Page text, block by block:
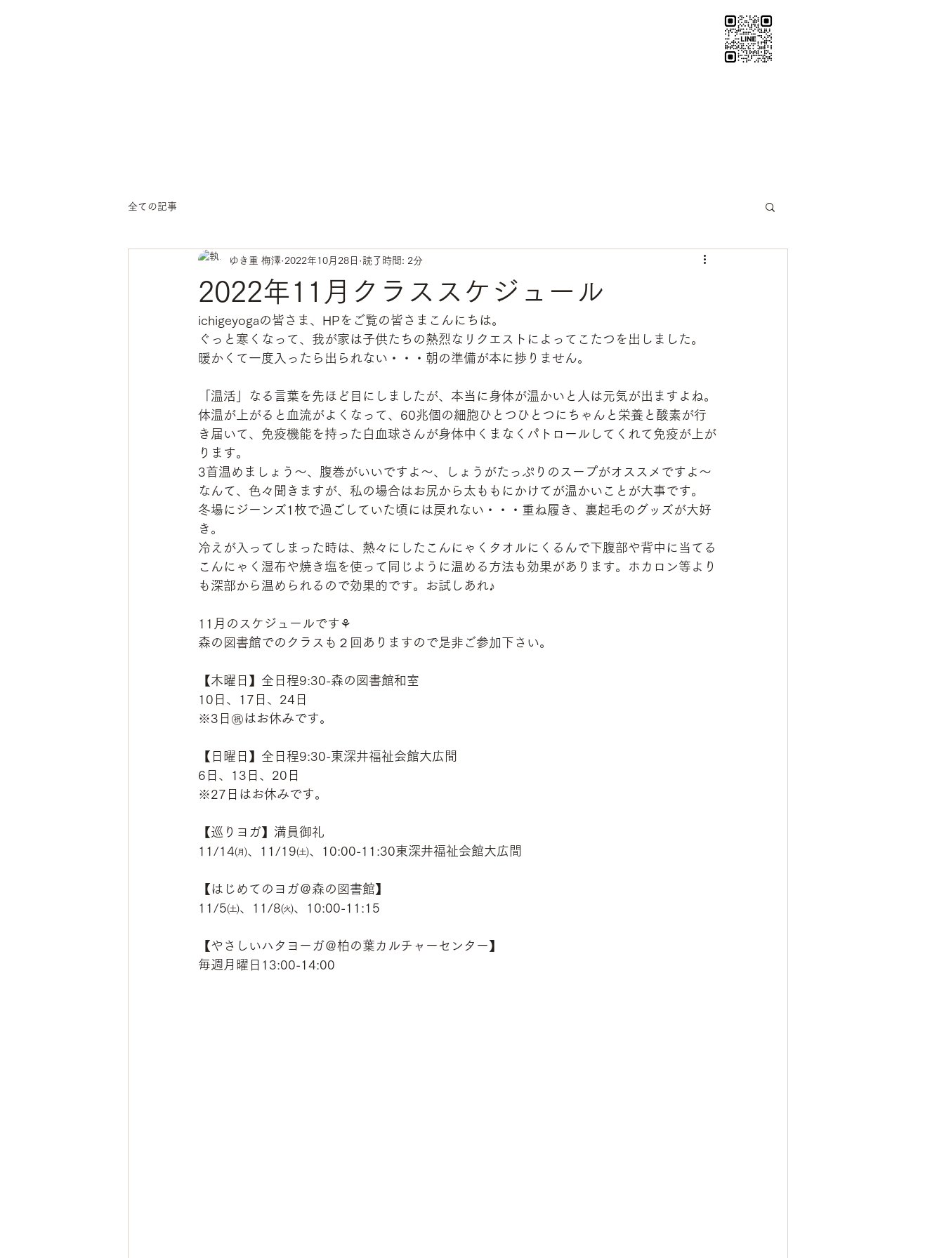
santosha0116@gmail.com
全ての記事
2022年11月クラススケジュール
ゆき重 梅澤 2022年10月28日 読了時間: 2分
ichigeyogaの皆さま、HPをご覧の皆さまこんにちは。
ぐっと寒くなって、我が家は子供たちの熱烈なリクエストによってこたつを出しました。
暖かくて一度入ったら出られない・・・朝の準備が本に捗りません。
「温活」なる言葉を先ほど目にしましたが、本当に身体が温かいと人は元気が出ますよね。
体温が上がると血流がよくなって、60兆個の細胞ひとつひとつにちゃんと栄養と酸素が行
き届いて、免疫機能を持った白血球さんが身体中くまなくパトロールしてくれて免疫が上が
ります。
3首温めましょう～、腹巻がいいですよ～、しょうがたっぷりのスープがオススメですよ～
なんて、色々聞きますが、私の場合はお尻から太ももにかけてが温かいことが大事です。
冬場にジーンズ1枚で過ごしていた頃には戻れない・・・重ね履き、裏起毛のグッズが大好
き。
冷えが入ってしまった時は、熱々にしたこんにゃくタオルにくるんで下腹部や背中に当てる
こんにゃく湿布や焼き塩を使って同じように温める方法も効果があります。ホカロン等より
も深部から温められるので効果的です。お試しあれ♪
11月のスケジュールです⚘
森の図書館でのクラスも２回ありますので是非ご参加下さい。
【木曜日】全日程9:30-森の図書館和室
10日、17日、24日
※3日㊗はお休みです。
【日曜日】全日程9:30-東深井福祉会館大広間
6日、13日、20日
※27日はお休みです。
【巡りヨガ】満員御礼
11/14㈪、11/19㈯、10:00-11:30東深井福祉会館大広間
【はじめてのヨガ＠森の図書館】
11/5㈯、11/8㈫、10:00-11:15
【やさしいハタヨーガ＠柏の葉カルチャーセンター】
毎週月曜日13:00-14:00